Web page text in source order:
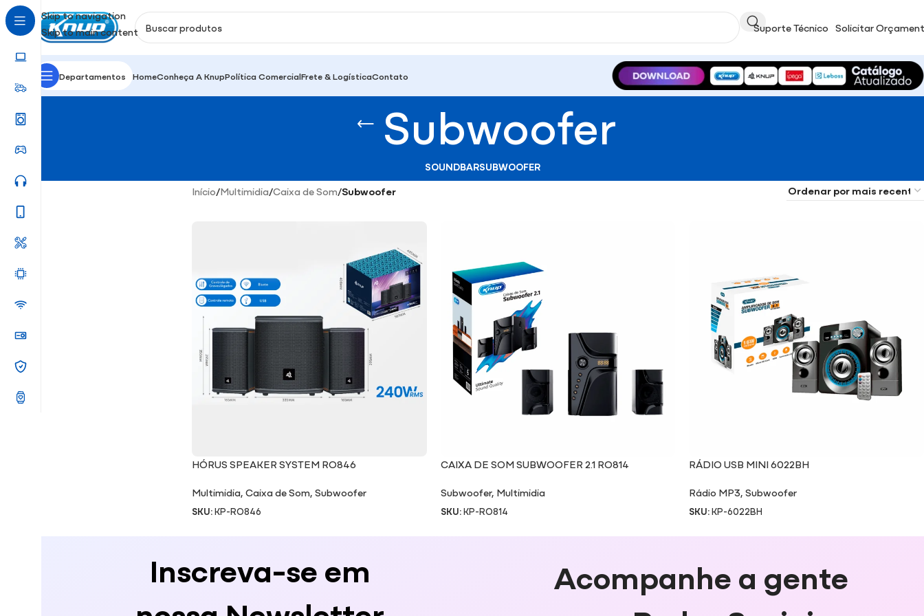
Skip to navigation
Skip to main content
Suporte Técnico Solicitar
Departamentos HomeConheça A KnupPolítica ComercialFrete & LogísticaContato
Subwoofer
SOUNDBARSUBWOOFER
Início/Multimidia/Caixa de Som/Subwoofer
HÓRUS SPEAKER SYSTEM RO846
Multimidia,Caixa de Som,Subwoofer
SKU:KP-RO846
CAIXA DE SOM SUBWOOFER 2.1 RO814
Subwoofer, Multimidia
SKU:KP-RO814
RÁDIO USB MINI 6022BH
Rádio MP3, Subwoofer
SKU:KP-6022BH
Inscreva-se em
Acompanhe a gente